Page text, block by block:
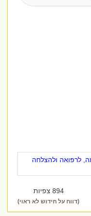
לרפואה ולהצלחה
894 צפיות
(דווח על חידוש לא ראוי)